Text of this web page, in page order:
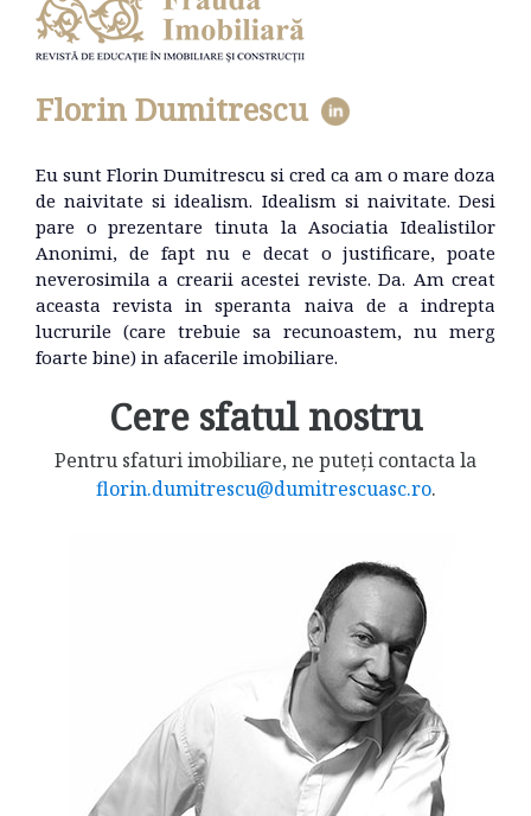
Florin Dumitrescu
Eu sunt Florin Dumitrescu si cred ca am o mare doza
de naivitate si idealism. Idealism si naivitate. Desi
pare o prezentare tinuta la Asociatia Idealistilor
Anonimi, de fapt nu e decat o justificare, poate
neverosimila a crearii acestei reviste. Da. Am creat
aceasta revista in speranta naiva de a indrepta
lucrurile (care trebuie sa recunoastem, nu merg
foarte bine) in afacerile imobiliare.
Cere sfatul nostru
Pentru sfaturi imobiliare, ne puteți contacta la
florin.dumitrescu@dumitrescuasc.ro.